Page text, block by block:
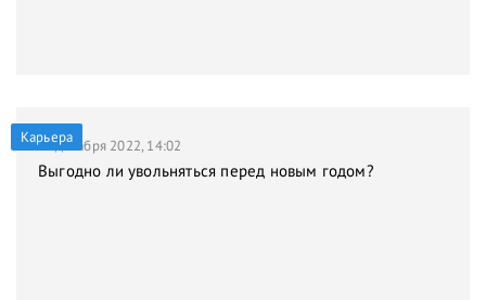
Карьера
21 декабря 2022, 14:02
Выгодно ли увольняться перед новым годом?